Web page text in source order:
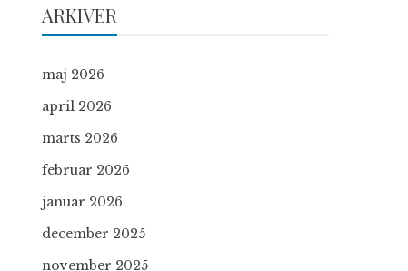
ARKIVER
maj 2026
april 2026
marts 2026
februar 2026
januar 2026
december 2025
november 2025